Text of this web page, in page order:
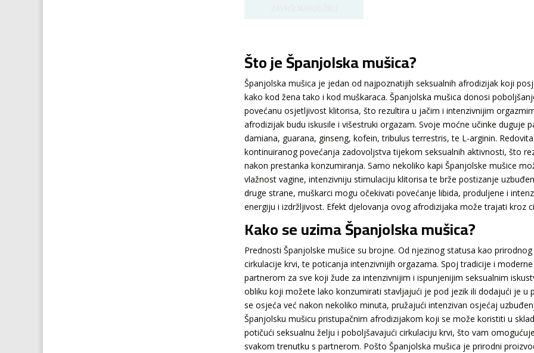
Što je Španjolska mušica?
Španjolska mušica je jedan od najpoznatijih seksualnih afrodizijak koji
kako kod žena tako i kod muškaraca. Španjolska mušica donosi
povećanu osjetljivost klitorisa, što rezultira u jačim i intenzivnijim
afrodizijak budu iskusile i višestruki orgazam. Svoje moćne učinke duguje
damiana, guarana, ginseng, kofein, tribulus terrestris, te L-arginin.
kontinuiranog povećanja zadovoljstva tijekom seksualnih aktivnosti, što
nakon prestanka konzumiranja. Samo nekoliko kapi Španjolske mušice
vlažnost vagine, intenzivniju stimulaciju klitorisa te brže postizanje
druge strane, muškarci mogu očekivati povećanje libida, produljene i
energiju i izdržljivost. Efekt djelovanja ovog afrodizijaka može trajati kroz
Kako se uzima Španjolska mušica?
Prednosti Španjolske mušice su brojne. Od njezinog statusa kao
cirkulacije krvi, te poticanja intenzivnijih orgazama. Spoj tradicije i
partnerom za sve koji žude za intenzivnijim i ispunjenijim seksualnim
obliku koji možete lako konzumirati stavljajući je pod jezik ili dodajući je u
se osjeća već nakon nekoliko minuta, pružajući intenzivan osjećaj
Španjolsku mušicu pristupačnim afrodizijakom koji se može koristiti u
potičući seksualnu želju i poboljšavajući cirkulaciju krvi, što vam
svakom trenutku s partnerom. Pošto Španjolska mušica je prirodni